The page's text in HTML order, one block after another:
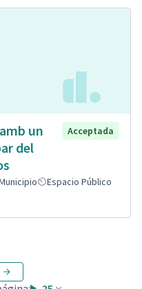
un
del
Acceptada
Espacio Público